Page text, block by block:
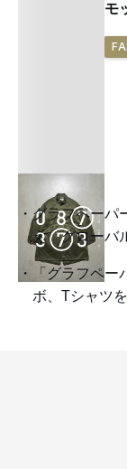
モ
グラフペーパ
え グローバ
「グラフペ
ボ、Tシャツ